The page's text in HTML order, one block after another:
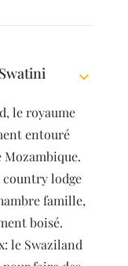
le royaume
entouré
Mozambique.
country lodge
famille,
boisé.
le Swaziland